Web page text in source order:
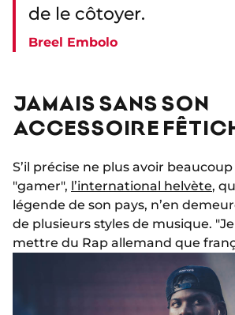
de le côtoyer.
Breel Embolo
JAMAIS SANS SON
ACCESSOIRE
S’il précise ne plus avoir
"gamer", l’international helvète,
légende de son pays, n’en
de plusieurs styles de musique.
mettre du Rap allemand que